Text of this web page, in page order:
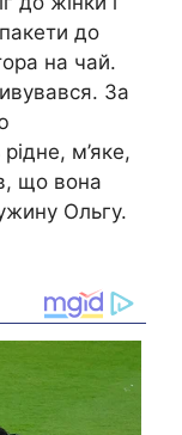
пакети до
на чай.
За
м’яке,
що вона
Ольгу.